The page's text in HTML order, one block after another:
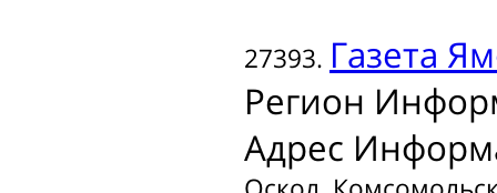
27393. Газета
Регион
Адрес